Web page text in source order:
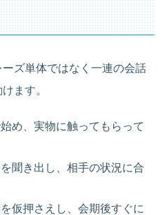
ズ単体ではなく一連の会話
ます。
め、実物に触ってもらって
聞き出し、相手の状況に合
仮押さえし、会期後すぐに